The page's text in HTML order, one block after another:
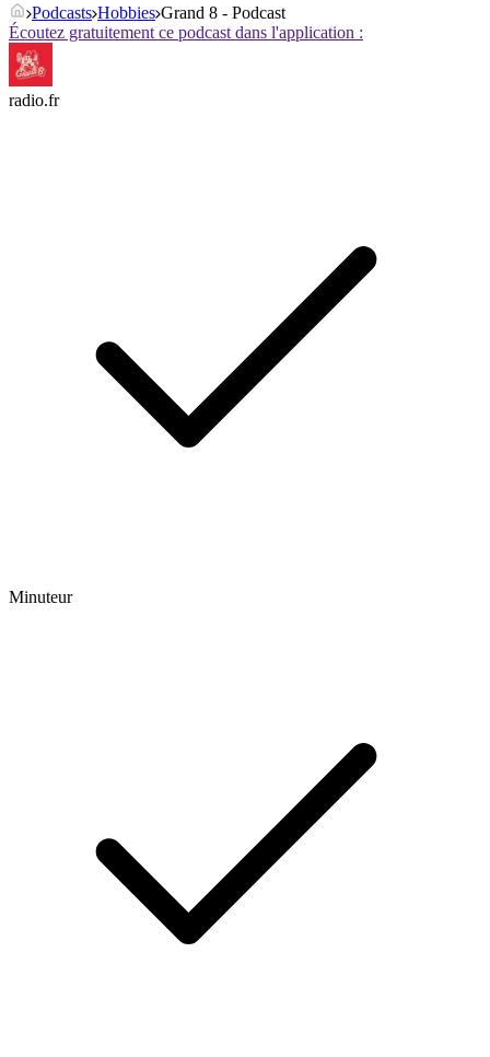
Podcasts Hobbies Grand 8 - Podcast
Écoutez gratuitement ce podcast dans l'application :
radio.fr
Minuteur